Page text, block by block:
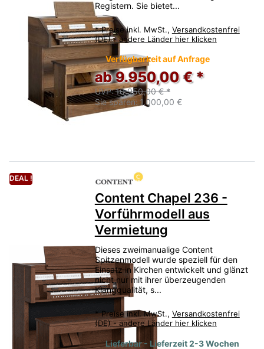
Registern. Sie bietet...
* Preise inkl. MwSt., Versandkostenfrei
(DE) - andere Länder hier klicken
Verfügbarkeit auf Anfrage
ab 9.950,00 € *
UVP:10.950,00 € *
Sie sparen: 1.000,00 €
DEAL !
Content Chapel 236 -
Vorführmodell aus
Vermietung
Dieses zweimanualige Content
Spitzenmodell wurde speziell für den
Einsatz in Kirchen entwickelt und glänzt
nicht nur mit ihrer überzeugenden
Klangqualität, s...
* Preise inkl. MwSt., Versandkostenfrei
(DE) - andere Länder hier klicken
Lieferbar - Lieferzeit 2-3 Wochen